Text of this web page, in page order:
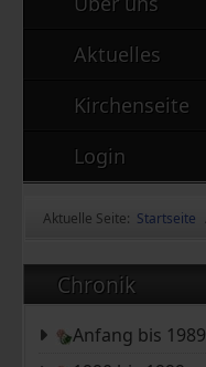
Aktuelles
Kirchenseite
Login
Aktuelle Seite: Startseite
Chronik
Anfang bis 1989